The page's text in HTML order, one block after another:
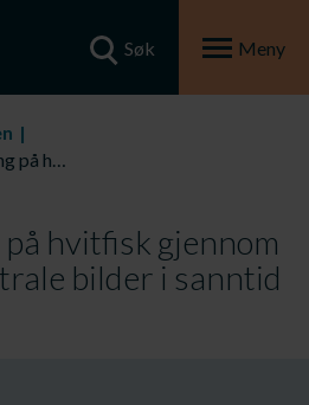
Søk Meny
901489 – Kvalitetsmåling på hvitfisk gjennom analyse av spektrale bilder i sanntid (KVASS)
hvitfisk gjennom
bilder i sanntid